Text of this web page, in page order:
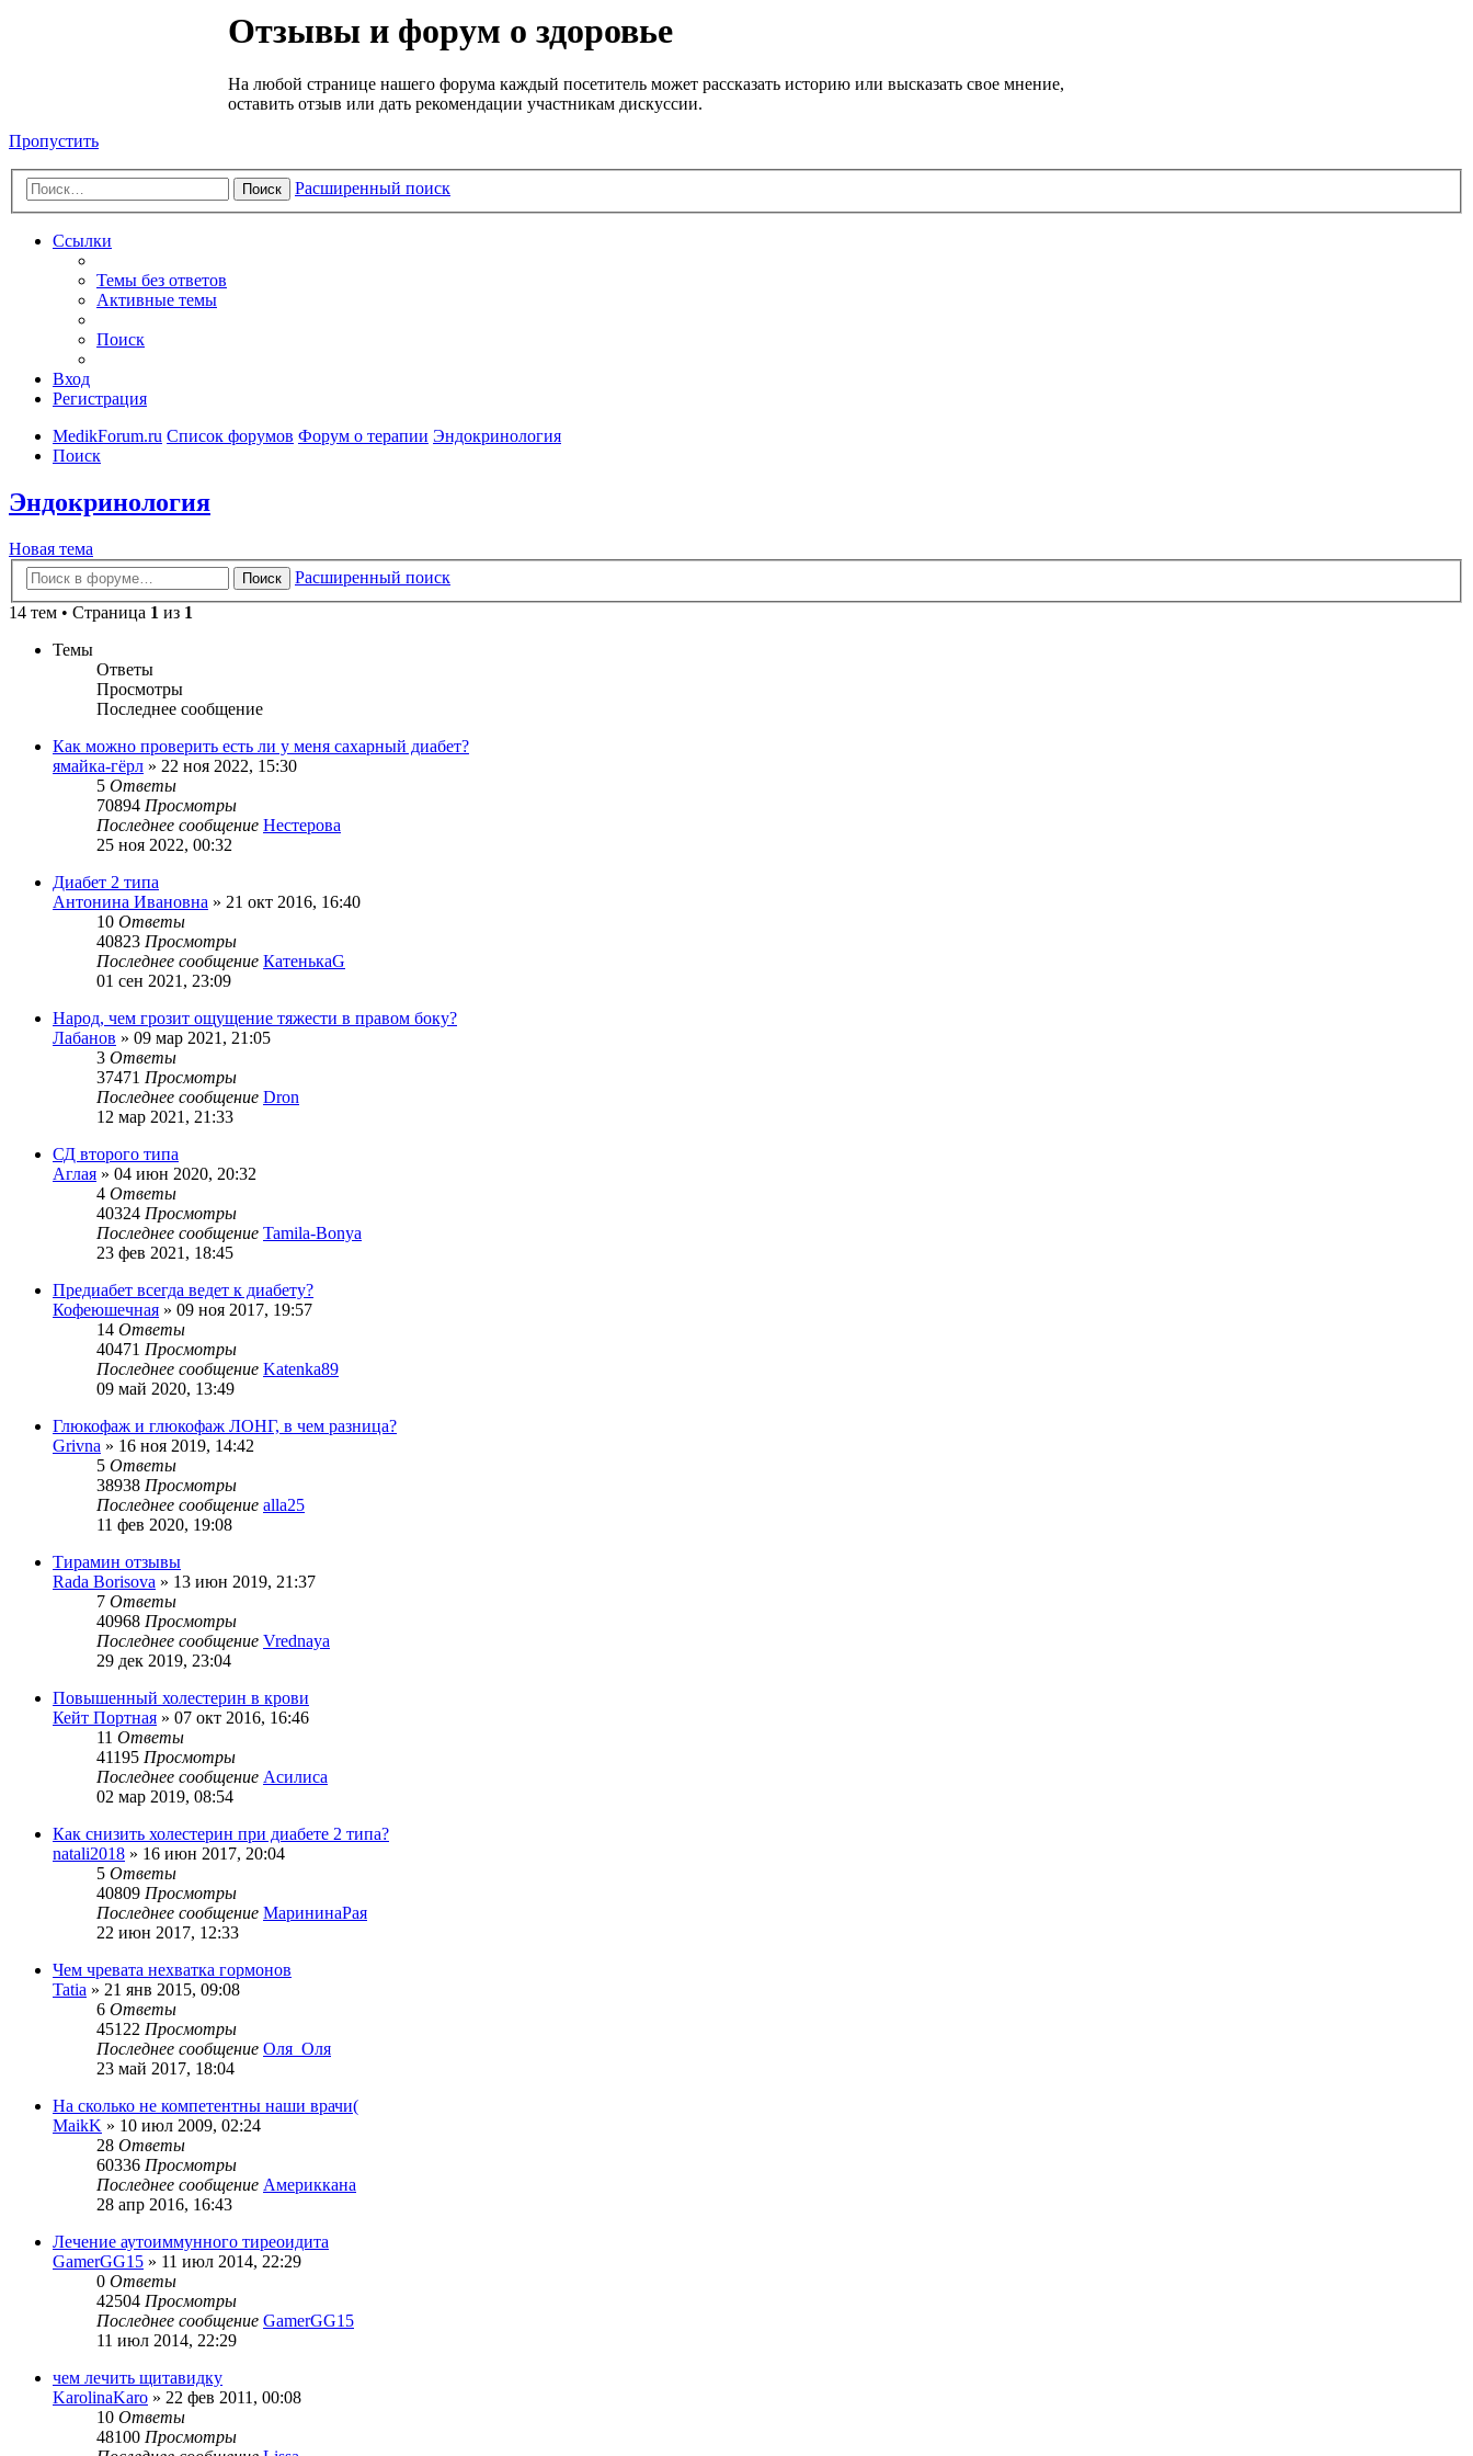
Отзывы и форум о здоровье
На любой странице нашего форума каждый посетитель может рассказать историю или высказать свое мнение,
оставить отзыв или дать рекомендации участникам дискуссии.
Пропустить
Поиск Расширенный поиск
Ссылки
Темы без ответов
Активные темы
Поиск
Вход
Регистрация
MedikForum.ru Список форумов Форум о терапии Эндокринология
Поиск
Эндокринология
Новая тема
Поиск
Расширенный поиск
14 тем • Страница 1 из 1
Темы
Ответы
Просмотры
Последнее сообщение
Как можно проверить есть ли у меня сахарный диабет?
ямайка-гёрл » 22 ноя 2022, 15:30
5 Ответы
70894 Просмотры
Последнее сообщение Нестерова
25 ноя 2022, 00:32
Диабет 2 типа
Антонина Ивановна » 21 окт 2016, 16:40
10 Ответы
40823 Просмотры
Последнее сообщение КатенькаG
01 сен 2021, 23:09
Народ, чем грозит ощущение тяжести в правом боку?
Лабанов » 09 мар 2021, 21:05
3 Ответы
37471 Просмотры
Последнее сообщение Dron
12 мар 2021, 21:33
СД второго типа
Аглая » 04 июн 2020, 20:32
4 Ответы
40324 Просмотры
Последнее сообщение Tamila-Bonya
23 фев 2021, 18:45
Предиабет всегда ведет к диабету?
Кофеюшечная » 09 ноя 2017, 19:57
14 Ответы
40471 Просмотры
Последнее сообщение Katenka89
09 май 2020, 13:49
Глюкофаж и глюкофаж ЛОНГ, в чем разница?
Grivna » 16 ноя 2019, 14:42
5 Ответы
38938 Просмотры
Последнее сообщение alla25
11 фев 2020, 19:08
Тирамин отзывы
Rada Borisova » 13 июн 2019, 21:37
7 Ответы
40968 Просмотры
Последнее сообщение Vrednaya
29 дек 2019, 23:04
Повышенный холестерин в крови
Кейт Портная » 07 окт 2016, 16:46
11 Ответы
41195 Просмотры
Последнее сообщение Асилиса
02 мар 2019, 08:54
Как снизить холестерин при диабете 2 типа?
natali2018 » 16 июн 2017, 20:04
5 Ответы
40809 Просмотры
Последнее сообщение МарининаРая
22 июн 2017, 12:33
Чем чревата нехватка гормонов
Tatia » 21 янв 2015, 09:08
6 Ответы
45122 Просмотры
Последнее сообщение Оля_Оля
23 май 2017, 18:04
На сколько не компетентны наши врачи(
MaikK » 10 июл 2009, 02:24
28 Ответы
60336 Просмотры
Последнее сообщение Америккана
28 апр 2016, 16:43
Лечение аутоиммунного тиреоидита
GamerGG15 » 11 июл 2014, 22:29
0 Ответы
42504 Просмотры
Последнее сообщение GamerGG15
11 июл 2014, 22:29
чем лечить щитавидку
KarolinaKaro » 22 фев 2011, 00:08
10 Ответы
48100 Просмотры